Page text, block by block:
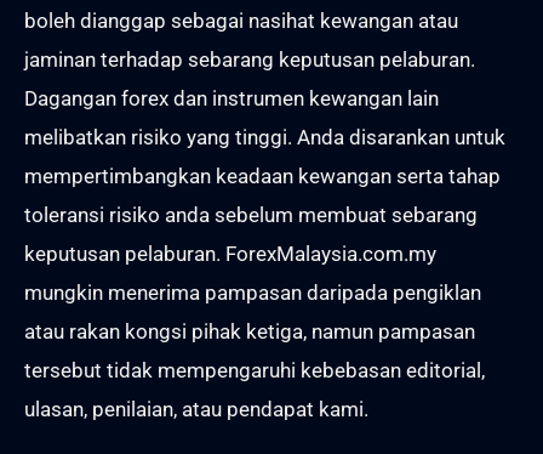
boleh dianggap sebagai nasihat kewangan atau
jaminan terhadap sebarang keputusan pelaburan.
Dagangan forex dan instrumen kewangan lain
melibatkan risiko yang tinggi. Anda disarankan untuk
mempertimbangkan keadaan kewangan serta tahap
toleransi risiko anda sebelum membuat sebarang
keputusan pelaburan. ForexMalaysia.com.my
mungkin menerima pampasan daripada pengiklan
atau rakan kongsi pihak ketiga, namun pampasan
tersebut tidak mempengaruhi kebebasan editorial,
ulasan, penilaian, atau pendapat kami.